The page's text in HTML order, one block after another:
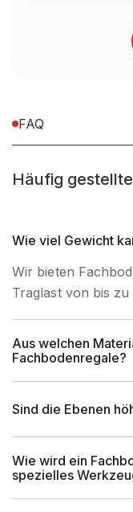
Beständigkeit
Regalsystem
Fachlast (kg)
Lagerebene
(mm)
FAQ
Häufig
Wie viel Gewicht
Wir bieten
Traglast von bis
Aus welchen
Fachbodenregale?
Sind die Ebenen
Wie wird ein
spezielles